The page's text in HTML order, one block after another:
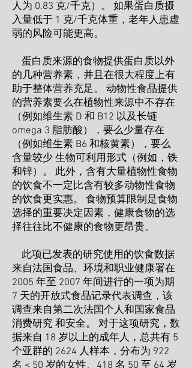
人为 0.83 克/千克）。 如果蛋白质摄
入量低于 1 克/千克体重，老年人患虚
弱的风险可能更高。
蛋白质来源的食物提供蛋白质以外
的几种营养素，并且在很大程度上有
助于整体营养充足。 动物性食品提供
的营养素要么在植物性来源中不存在
（例如维生素 D 和 B12 以及长链
omega 3 脂肪酸），要么少量存在
（例如维生素 B6 和核黄素），要么
含量较少 生物可利用形式（例如，铁
和锌）。 此外，含有大量植物性食物
的饮食不一定比含有较多动物性食物
的饮食更实惠。 食物预算限制是食物
选择的重要决定因素，健康食物的选
择往往比不健康的食物更昂贵。
此项已发表的研究使用的饮食数据
来自法国食品、环境和职业健康署在
2005 年至 2007 年间进行的一项为期
7 天的开放式食品记录代表调查，该
调查来自第二次法国个人和国家食品
消费研究 和安全。 对于这项研究，数
据来自 18 岁以上的成年人，总共有 5
个亚群的 2624 人样本，分布为 922
名 < 50 岁的女性、418 名 50 至 64 岁